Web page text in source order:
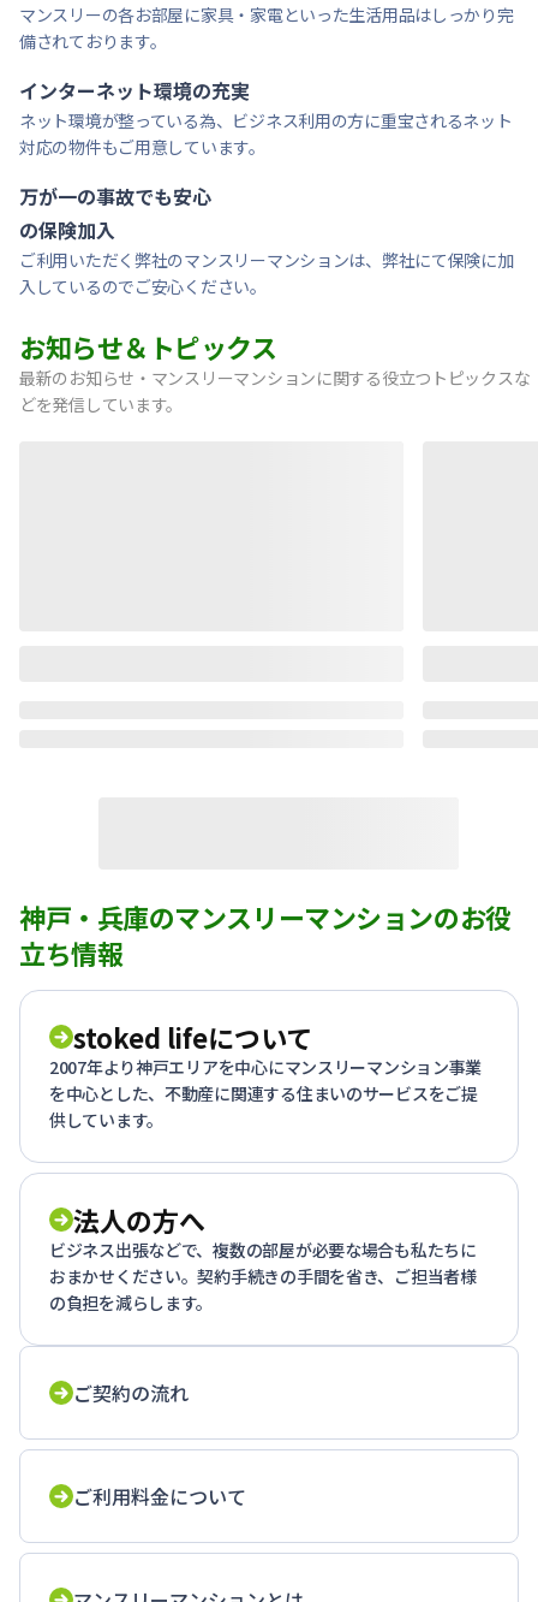
マンスリーの各お部屋に家具・家電といった生活用品はしっかり完
備されております。
インターネット環境の充実
ネット環境が整っている為、ビジネス利用の方に重宝されるネット
対応の物件もご用意しています。
万が一の事故でも安心
の保険加入
ご利用いただく弊社のマンスリーマンションは、弊社にて保険に加
入しているのでご安心ください。
お知らせ＆トピックス
最新のお知らせ・マンスリーマンションに関する役立つトピックスな
どを発信しています。
神戸・兵庫のマンスリーマンションのお役
立ち情報
stoked lifeについて
2007年より神戸エリアを中心にマンスリーマンション事業
を中心とした、不動産に関連する住まいのサービスをご提
供しています。
法人の方へ
ビジネス出張などで、複数の部屋が必要な場合も私たちに
おまかせください。契約手続きの手間を省き、ご担当者様
の負担を減らします。
ご契約の流れ
ご利用料金について